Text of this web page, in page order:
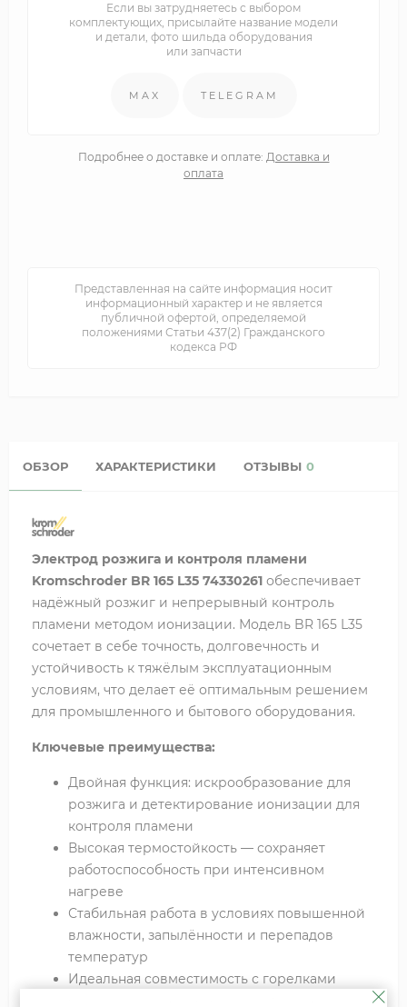
Если вы затрудняетесь с выбором
комплектующих, присылайте название модели
и детали, фото шильда оборудования
или запчасти
MAX TELEGRAM
Подробнее о доставке и оплате: Доставка и
оплата
Представленная на сайте информация носит
информационный характер и не является
публичной офертой, определяемой
положениями Статьи 437(2) Гражданского
кодекса РФ
ОБЗОР ХАРАКТЕРИСТИКИ ОТЗЫВЫ 0
Электрод розжига и контроля пламени
Kromschroder BR 165 L35 74330261 обеспечивает
надёжный розжиг и непрерывный контроль
пламени методом ионизации. Модель BR 165 L35
сочетает в себе точность, долговечность и
устойчивость к тяжёлым эксплуатационным
условиям, что делает её оптимальным решением
для промышленного и бытового оборудования.
Ключевые преимущества:
Двойная функция: искрообразование для
розжига и детектирование ионизации для
контроля пламени
Высокая термостойкость — сохраняет
работоспособность при интенсивном
нагреве
Стабильная работа в условиях повышенной
влажности, запылённости и перепадов
температур
Идеальная совместимость с горелками